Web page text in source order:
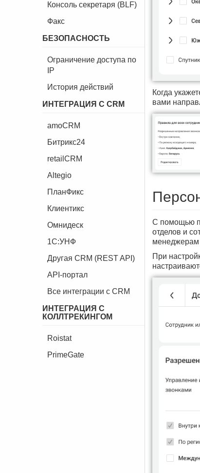
Консоль секретаря (BLF)
Факс
БЕЗОПАСНОСТЬ
Ограничение доступа по
IP
История действий
ИНТЕГРАЦИЯ С CRM
amoCRM
Битрикс24
retailCRM
Altegio
ПланФикс
Клиентикс
Омнидеск
1C:УНФ
Другая CRM (REST API)
API-портал
Все интеграции с CRM
ИНТЕГРАЦИЯ С
КОЛЛТРЕКИНГОМ
Roistat
PrimeGate
Когда
вами
С помощью
отделов и
менеджерам
При